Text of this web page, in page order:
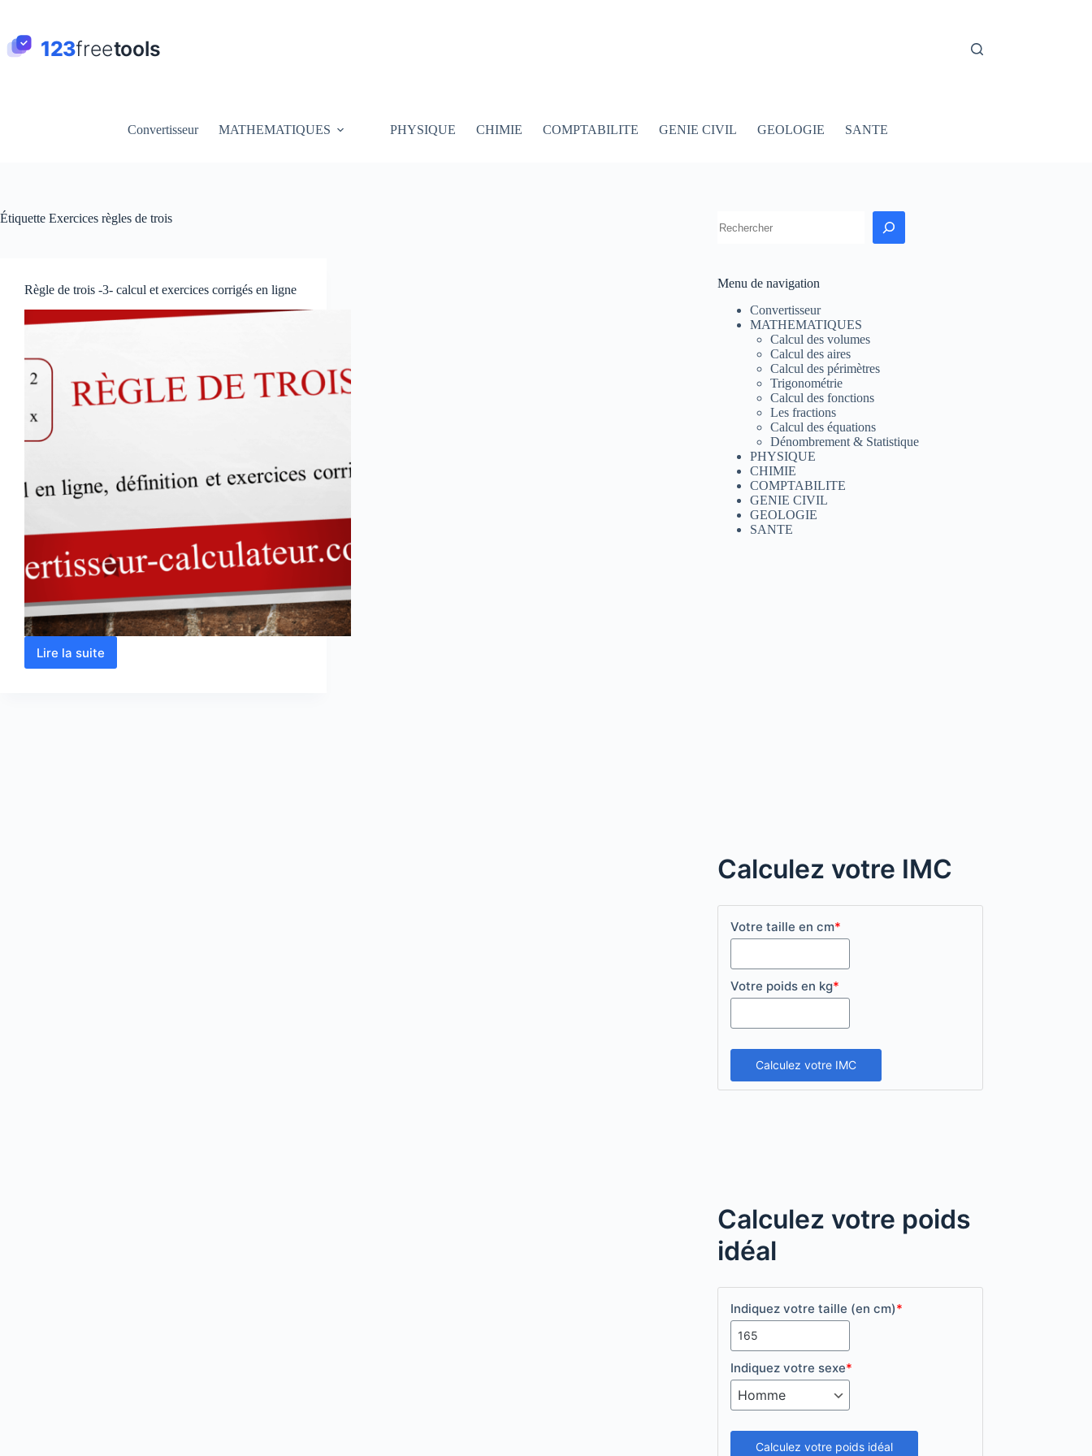
contenu
Convertisseur MATHEMATIQUES PHYSIQUE CHIMIE COMPTABILITE GENIE CIVIL GEOLOGIE SANTE
Étiquette Exercices règles de trois
Règle de trois -3- calcul et exercices corrigés en ligne
Lire la suite
Règle
Menu de navigation
Convertisseur
MATHEMATIQUES
Calcul des volumes
Calcul des aires
Calcul des périmètres
Trigonométrie
Calcul des fonctions
Les fractions
Calcul des équations
Dénombrement & Statistique
PHYSIQUE
CHIMIE
COMPTABILITE
GENIE CIVIL
GEOLOGIE
SANTE
Calculez votre IMC
Votre taille en cm*
Votre poids en kg*
Calculez votre IMC
Calculez votre poids
idéal
Indiquez votre taille (en cm)*
Indiquez votre sexe*
Calculez votre poids idéal